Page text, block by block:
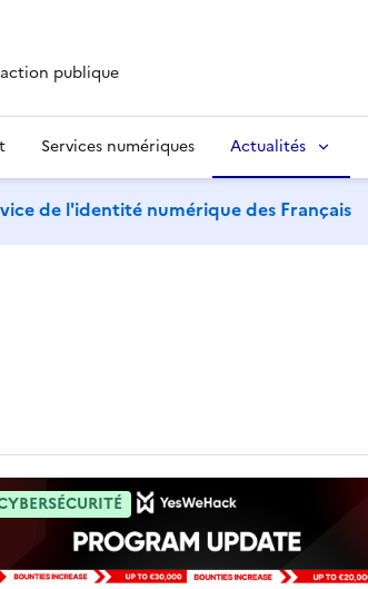
publique
Services numériques Actualités
de l'identité numérique des Français